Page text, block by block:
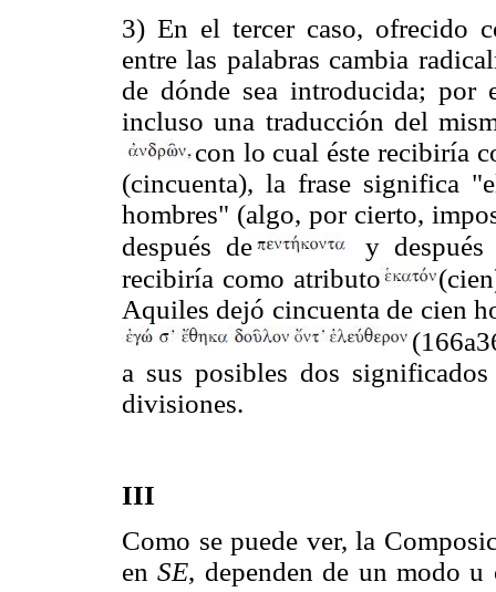
3) En el tercer caso, ofrecido
entre las palabras cambia
de dónde sea introducida;
incluso una traducción del
con lo cual éste recibiría
(cincuenta), la frase significa
hombres" (algo, por cierto,
después de
y
recibiría como atributo
Aquiles dejó cincuenta de cien
a sus posibles dos
divisiones.
III
Como se puede ver, la
enSE, dependen de un modo